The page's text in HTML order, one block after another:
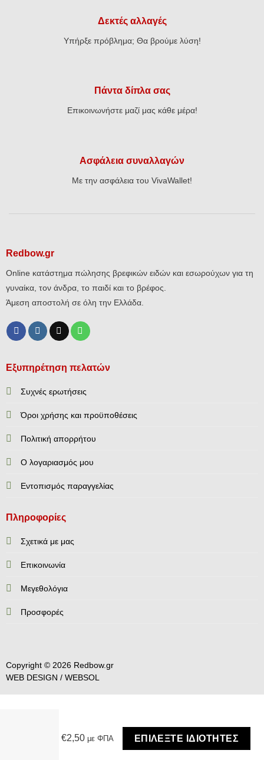
Δεκτές αλλαγές
Υπήρξε πρόβλημα; Θα βρούμε λύση!
Πάντα δίπλα σας
Επικοινωνήστε μαζί μας κάθε μέρα!
Ασφάλεια συναλλαγών
Με την ασφάλεια του VivaWallet!
Redbow.gr
Online κατάστημα πώλησης βρεφικών ειδών και εσωρούχων για τη
γυναίκα, τον άνδρα, το παιδί και το βρέφος.
Άμεση αποστολή σε όλη την Ελλάδα.
Εξυπηρέτηση πελατών
Συχνές ερωτήσεις
Όροι χρήσης και προϋποθέσεις
Πολιτική απορρήτου
Ο λογαριασμός μου
Εντοπισμός παραγγελίας
Πληροφορίες
Σχετικά με μας
Επικοινωνία
Mεγεθολόγια
Προσφορές
Copyright © 2026 Redbow.gr
WEB DESIGN / WEBSOL
€2,50 με ΦΠΑ ΕΠΙΛΈΞΤΕ ΙΔΙΌΤΗΤΕΣ